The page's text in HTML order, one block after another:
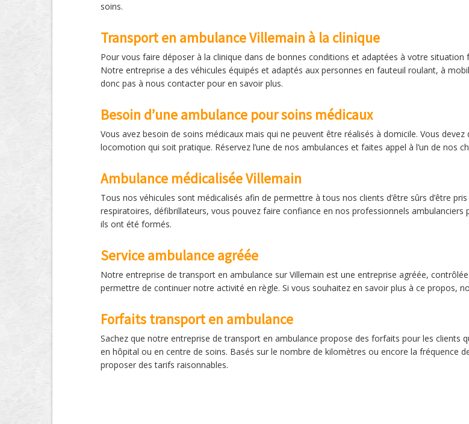
soins.
Transport en ambulance Villemain à la clinique
Pour vous faire déposer à la clinique dans de bonnes conditions et adaptées à votre
Notre entreprise a des véhicules équipés et adaptés aux personnes en fauteuil roulant, à
donc pas à nous contacter pour en savoir plus.
Besoin d’une ambulance pour soins médicaux
Vous avez besoin de soins médicaux mais qui ne peuvent être réalisés à domicile. Vous
locomotion qui soit pratique. Réservez l’une de nos ambulances et faites appel à l’un de nos
Ambulance médicalisée Villemain
Tous nos véhicules sont médicalisés afin de permettre à tous nos clients d’être sûrs d’être
respiratoires, défibrillateurs, vous pouvez faire confiance en nos professionnels
ils ont été formés.
Service ambulance agréée
Notre entreprise de transport en ambulance sur Villemain est une entreprise agréée,
permettre de continuer notre activité en règle. Si vous souhaitez en savoir plus à ce propos,
Forfaits transport en ambulance
Sachez que notre entreprise de transport en ambulance propose des forfaits pour les clients
en hôpital ou en centre de soins. Basés sur le nombre de kilomètres ou encore la fréquence
proposer des tarifs raisonnables.